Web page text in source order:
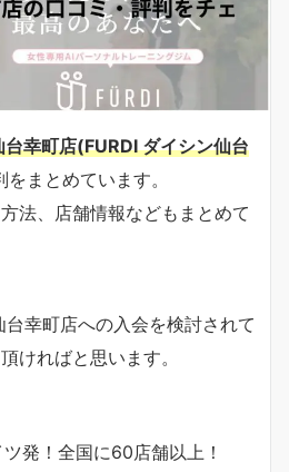
幸町店(FURDI ダイシン仙台
まとめています。
法、店舗情報などもまとめて
幸町店への入会を検討されて
ければと思います。
発！全国に60店舗以上！